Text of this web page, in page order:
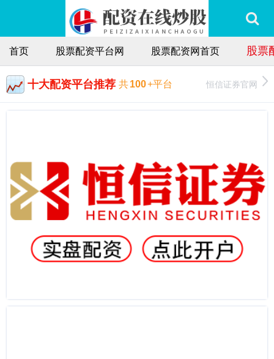
首页 股票配资平台网 股票配资网首页 股票
十大配资平台推荐 共100+平台 恒信证券官网